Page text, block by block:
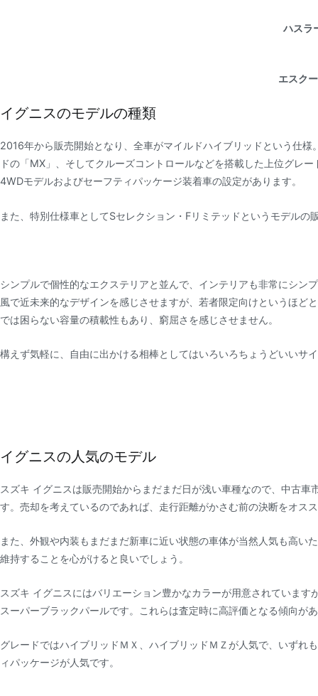
ハスラ
エスク
イグニスのモデルの種類
2016年から販売開始となり、全車がマイルドハイブリッドという仕
ドの「MX」、そしてクルーズコントロールなどを搭載した上位グレ
4WDモデルおよびセーフティパッケージ装着車の設定があります。
また、特別仕様車としてSセレクション・Fリミテッドというモデルの
シンプルで個性的なエクステリアと並んで、インテリアも非常にシン
風で近未来的なデザインを感じさせますが、若者限定向けというほど
では困らない容量の積載性もあり、窮屈さを感じさせません。
構えず気軽に、自由に出かける相棒としてはいろいろちょうどいいサ
イグニスの人気のモデル
スズキ イグニスは販売開始からまだまだ日が浅い車種なので、中古
す。売却を考えているのであれば、走行距離がかさむ前の決断をオス
また、外観や内装もまだまだ新車に近い状態の車体が当然人気も高い
維持することを心がけると良いでしょう。
スズキ イグニスにはバリエーション豊かなカラーが用意されていま
スーパーブラックパールです。これらは査定時に高評価となる傾向が
グレードではハイブリッドＭＸ、ハイブリッドＭＺが人気で、いず
ィパッケージが人気です。